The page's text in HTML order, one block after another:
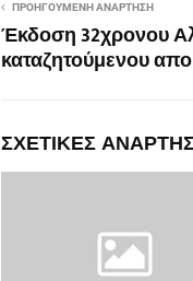
ΠΡΟΗΓΟΎΜΕΝΗ ΑΝΆΡΤΗΣΗ
Έκδοση 32χρονου
καταζητούμενου απο
ΣΧΕΤΙΚΈΣ